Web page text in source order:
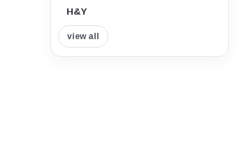
H&Y
Insta360
view all